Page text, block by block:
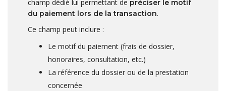
champ dédié lui permettant de préciser le motif
du paiement lors de la transaction.
Ce champ peut inclure :
Le motif du paiement (frais de dossier,
honoraires, consultation, etc.)
La référence du dossier ou de la prestation
concernée